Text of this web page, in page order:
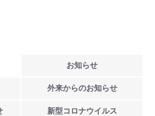
お知らせ
外来からのお知らせ
新型 コロナウイルス